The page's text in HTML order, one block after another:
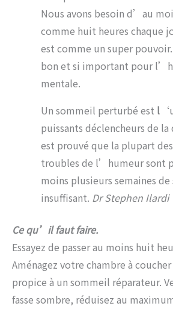
Nous avons besoin d’au
comme huit heures chaque
est comme un super
bon et si important pour
mentale.
Un sommeil perturbé est l
puissants déclencheurs de
est prouvé que la plupart
troubles de l’humeur sont
moins plusieurs semaines
insuffisant. Dr Stephen Ilardi
Ce qu’il faut faire.
Essayez de passer au moins huit
Aménagez votre chambre à
propice à un sommeil réparateur.
fasse sombre, réduisez au